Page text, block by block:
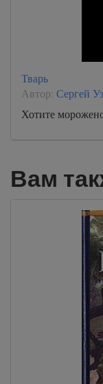
Тварь
Автор: Сергей
Хотите
Вам